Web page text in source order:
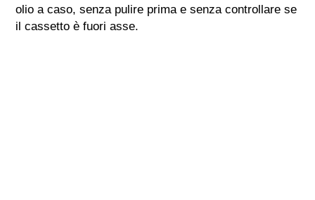
olio a caso, senza pulire prima e senza controllare se
il cassetto è fuori asse.